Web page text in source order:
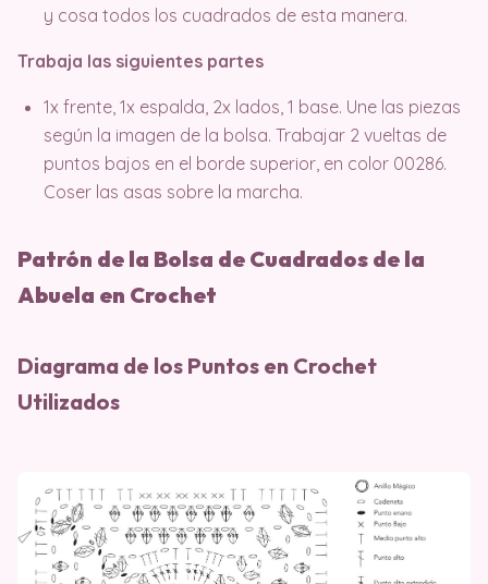
y cosa todos los cuadrados de esta manera.
Trabaja las siguientes partes
1x frente, 1x espalda, 2x lados, 1 base. Une las piezas
según la imagen de la bolsa. Trabajar 2 vueltas de
puntos bajos en el borde superior, en color 00286.
Coser las asas sobre la marcha.
Patrón de la Bolsa de Cuadrados de la
Abuela en Crochet
Diagrama de los Puntos en Crochet
Utilizados